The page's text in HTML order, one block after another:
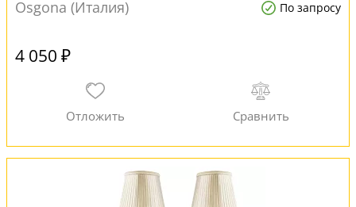
Osgona (Италия) По запросу
4 050 ₽